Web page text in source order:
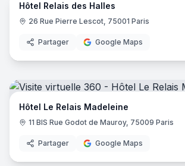
Hôtel Relais des Halles
26 Rue Pierre Lescot, 75001 Paris
Partager Google Maps
Hôtel Le Relais Madeleine
11 BIS Rue Godot de Mauroy, 75009 Paris
Partager Google Maps